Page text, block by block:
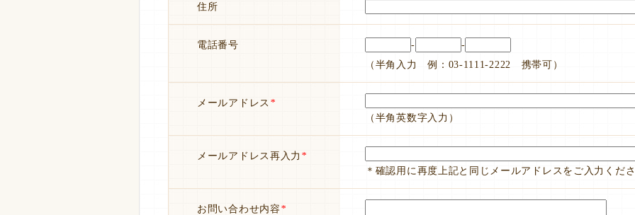
住所
電話番号 -
-
（半角入力 例：03-1111-2222 携帯可）
メールアドレス *
（半角英数字入力）
メールアドレス再入力 *
＊確認用に再度上記と同じメールアドレスをご入力くだ
お問い合わせ内容 *